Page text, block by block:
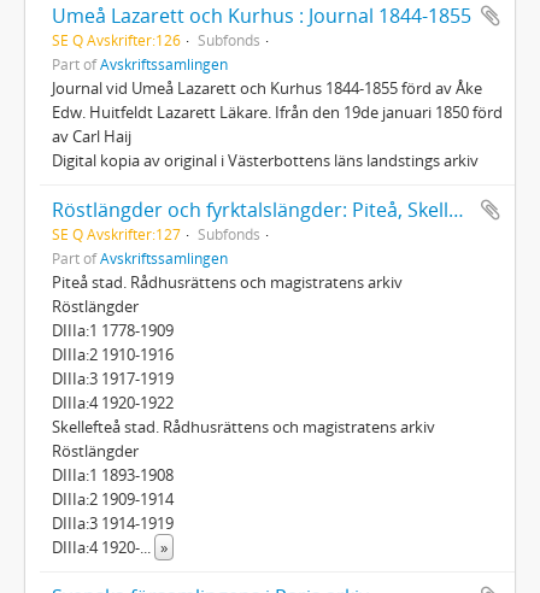
Umeå Lazarett och Kurhus : Journal 1844-1855
SE Q Avskrifter:126
Subfonds
Part ofAvskriftssamlingen
Journal vid Umeå Lazarett och Kurhus 1844-1855 förd av Åke
Edw. Huitfeldt Lazarett Läkare. Ifrån den 19de januari 1850 förd
av Carl Haij
Digital kopia av original i Västerbottens läns landstings arkiv
Röstlängder och fyrktalslängder: Piteå, Skellefteå, Attmar
SE Q Avskrifter:127
Subfonds
Part ofAvskriftssamlingen
Piteå stad. Rådhusrättens och magistratens arkiv
Röstlängder
DIIIa:1 1778-1909
DIIIa:2 1910-1916
DIIIa:3 1917-1919
DIIIa:4 1920-1922
Skellefteå stad. Rådhusrättens och magistratens arkiv
Röstlängder
DIIIa:1 1893-1908
DIIIa:2 1909-1914
DIIIa:3 1914-1919
DIIIa:4 1920-
»